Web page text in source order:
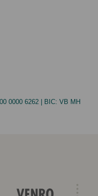
0000 6262 | BIC: VB MH